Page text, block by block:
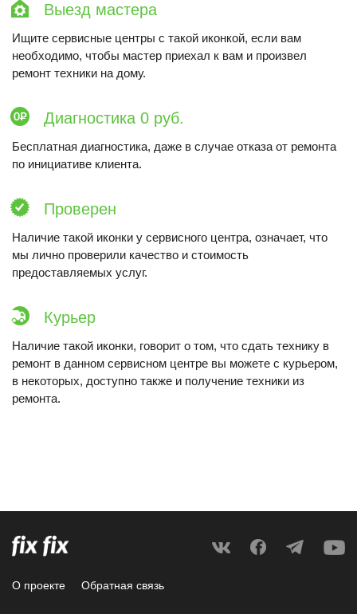
Выезд мастера
Ищите сервисные центры с такой иконкой, если вам
необходимо, чтобы мастер приехал к вам и произвел
ремонт техники на дому.
Диагностика 0 руб.
Бесплатная диагностика, даже в случае отказа от ремонта
по инициативе клиента.
Проверен
Наличие такой иконки у сервисного центра, означает, что
мы лично проверили качество и стоимость
предоставляемых услуг.
Курьер
Наличие такой иконки, говорит о том, что сдать технику в
ремонт в данном сервисном центре вы можете с курьером,
в некоторых, доступно также и получение техники из
ремонта.
О проекте Обратная связь